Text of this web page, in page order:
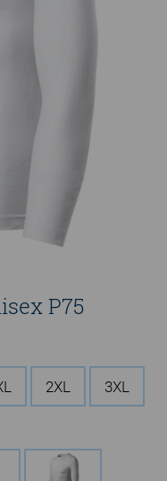
P75
2XL 3XL